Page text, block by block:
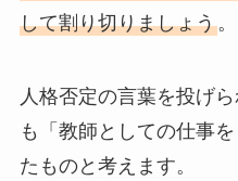
して割り切りましょう。
人格否定の言葉を投げ
も「教師としての仕事
たものと考えます。